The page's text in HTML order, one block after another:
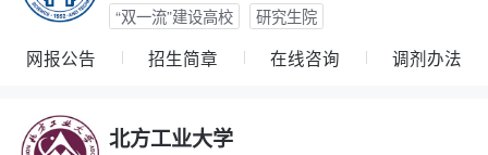
“双一流”建设高校
研究生院
网报公告 招生简章 在线咨询 调剂办法
北方工业大学